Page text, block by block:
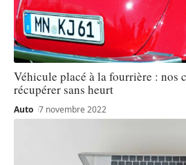
Véhicule placé à la fourrière : nos
récupérer sans heurt
Auto 7 novembre 2022